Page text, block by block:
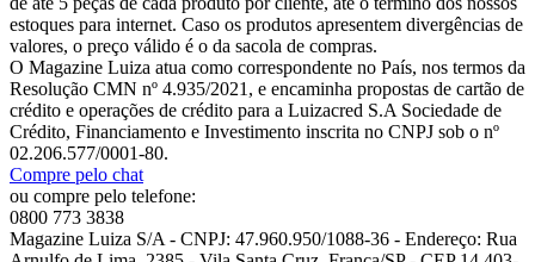
estoques para internet. Caso os produtos apresentem divergências de
valores, o preço válido é o da sacola de compras.
O Magazine Luiza atua como correspondente no País, nos termos da
Resolução CMN nº 4.935/2021, e encaminha propostas de cartão de
crédito e operações de crédito para a Luizacred S.A Sociedade de
Crédito, Financiamento e Investimento inscrita no CNPJ sob o nº
02.206.577/0001-80.
Compre pelo chat
ou compre pelo telefone:
0800 773 3838
Magazine Luiza S/A - CNPJ: 47.960.950/1088-36 - Endereço: Rua